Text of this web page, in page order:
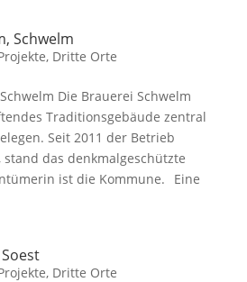
Schwelm
, Dritte Orte
Die Brauerei Schwelm
Traditionsgebäude zentral
Seit 2011 der Betrieb
das denkmalgeschützte
ist die Kommune. Eine
, Dritte Orte